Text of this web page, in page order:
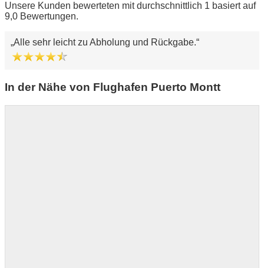
Unsere Kunden bewerteten mit durchschnittlich 1 basiert auf
9,0 Bewertungen.
Alle sehr leicht zu Abholung und Rückgabe.
In der Nähe von Flughafen Puerto Montt